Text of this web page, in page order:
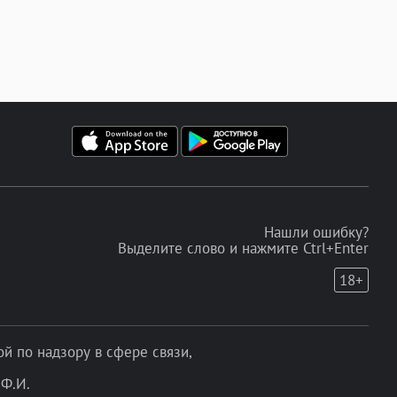
Нашли ошибку?
Выделите слово и нажмите Ctrl+Enter
18+
по надзору в сфере связи,
Ф.И.